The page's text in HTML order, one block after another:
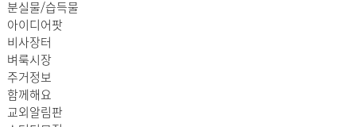
분실물/습득물
아이디어팟
비사장터
벼룩시장
주거정보
함께해요
교외알림판